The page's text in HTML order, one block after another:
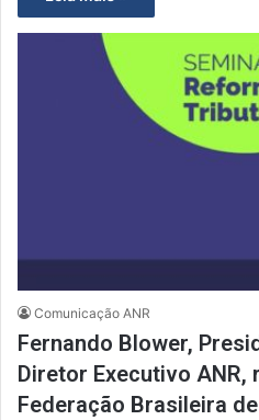
Comunicação ANR
Fernando Blower,
Diretor Executivo ANR,
Federação Brasileira